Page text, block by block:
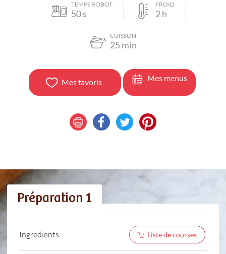
TEMPS ROBOT
50s
FROID
2h
CUISSON
25 min
Mes favoris Mes menus
Préparation 1
Ingredients Liste de courses